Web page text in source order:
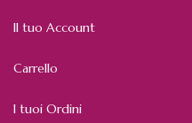
Il tuo Account
Carrello
I tuoi Ordini